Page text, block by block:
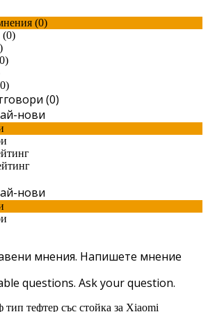
(0)
(0)
(0)
нови
нови
мнения. Напишете мнение
questions. Ask your question.